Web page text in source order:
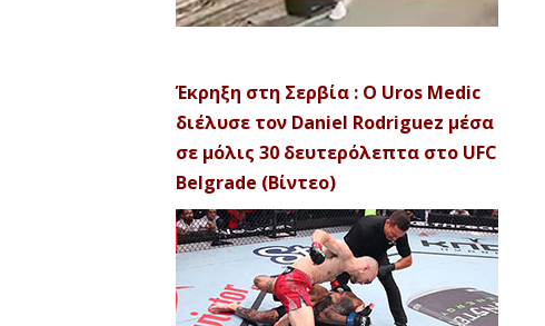
Έκρηξη στη Σερβία : Ο Uros Medic
διέλυσε τον Daniel Rodriguez μέσα
σε μόλις 30 δευτερόλεπτα στο UFC
Belgrade (Βίντεο)